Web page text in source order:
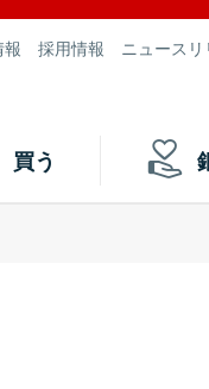
採用情報 ニュースリ
買う